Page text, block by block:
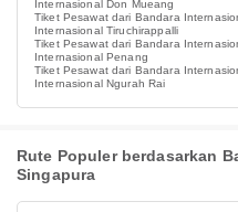
Internasional Don Mueang
Tiket Pesawat dari Bandara
Internasional Tiruchirappalli
Tiket Pesawat dari Bandara
Internasional Penang
Tiket Pesawat dari Bandara
Internasional Ngurah Rai
Rute Populer berdasarkan
Singapura